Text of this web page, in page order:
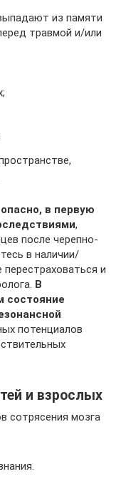
из памяти
травмой и/или
в первую
,
после черепно-
в наличии/
и
В
состояние
потенциалов
и взрослых
сотрясения мозга